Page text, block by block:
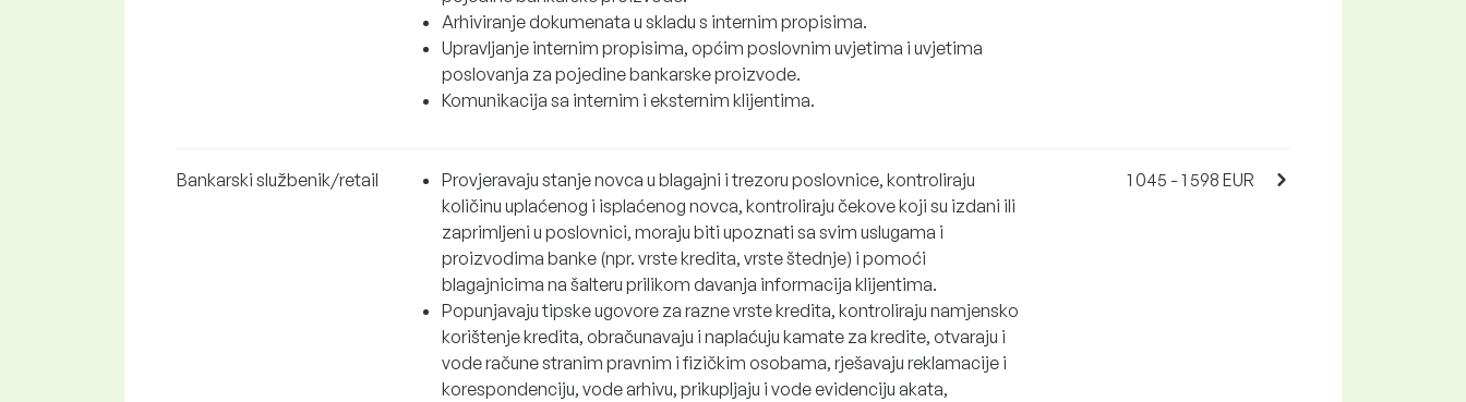
Arhiviranje dokumenata u skladu s internim propisima.
Upravljanje internim propisima, općim poslovnim uvjetima i uvjetima
poslovanja za pojedine bankarske proizvode.
Komunikacija sa internim i eksternim klijentima.
Bankarski službenik/retail
Provjeravaju stanje novca u blagajni i trezoru poslovnice, kontroliraju
količinu uplaćenog i isplaćenog novca, kontroliraju čekove koji su izdani ili
zaprimljeni u poslovnici, moraju biti upoznati sa svim uslugama i
proizvodima banke (npr. vrste kredita, vrste štednje) i pomoći
blagajnicima na šalteru prilikom davanja informacija klijentima.
Popunjavaju tipske ugovore za razne vrste kredita, kontroliraju namjensko
korištenje kredita, obračunavaju i naplaćuju kamate za kredite, otvaraju i
vode račune stranim pravnim i fizičkim osobama, rješavaju reklamacije i
korespondenciju, vode arhivu, prikupljaju i vode evidenciju akata,
1 045 - 1 598 EUR